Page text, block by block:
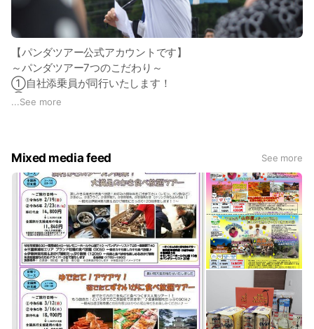
【パンダツアー公式アカウントです】
～パンダツアー7つのこだわり～
①自社添乗員が同行いたします！
②車内レクリエーションが楽しい！
⑥中津川恵北地区の発着場あり！
⑦安全第一のツアーゆとりの行程で！
※covid-19感染状況により内容を変更している場合がございま
す。ご了承ください。
...See more
Mixed media feed See more